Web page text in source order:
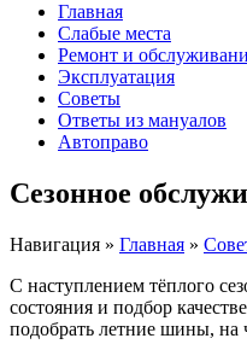
Главная
Слабые места
Ремонт и
Эксплуатация
Советы
Ответы из мануалов
Автоправо
Сезонное
Навигация » Главная »
С наступлением тёплого
состояния и подбор
подобрать летние шины, на